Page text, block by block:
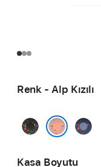
Renk - Alp Kızılı
Gece
Mavi
Kasa Boyutu